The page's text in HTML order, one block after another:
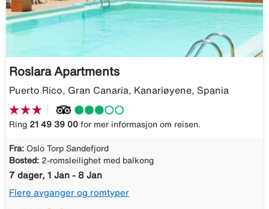
Roslara Apartments
Puerto Rico, Gran Canaria, Kanariøyene, Spania
Ring 21 49 39 00 for mer informasjon om reisen.
Fra: Oslo Torp Sandefjord
Bosted: 2-romsleilighet med balkong
7 dager, 1 Jan - 8 Jan
Flere avganger og romtyper